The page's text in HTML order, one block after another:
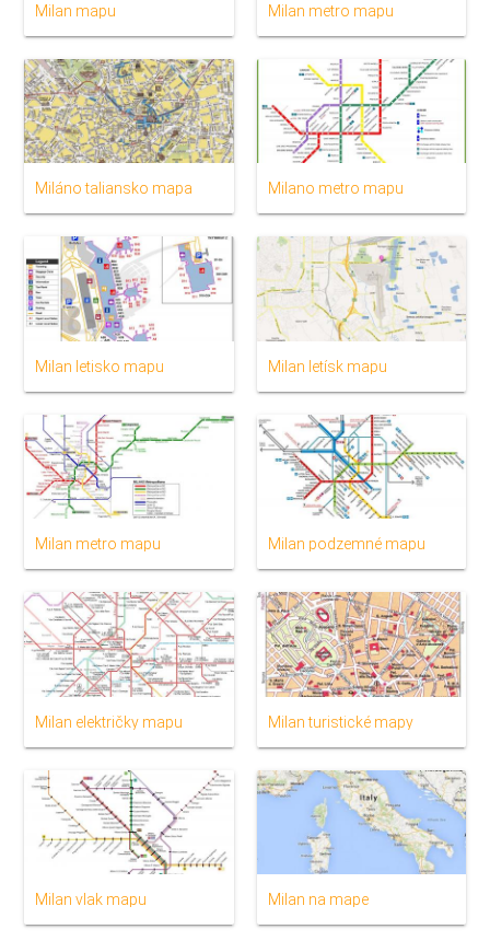
Milan mapu Milan metro mapu
Miláno taliansko mapa Milano metro mapu
Milan letisko mapu Milan letísk mapu
Milan metro mapu Milan podzemné mapu
Milan električky mapu Milan turistické mapy
Milan vlak mapu Milan na mape